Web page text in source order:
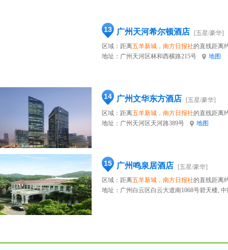
13 广州天河希尔顿酒店
[五星/豪华]
区域：距离五羊新城，南方日报社的直线距离
地址： 广州天河区林和西横路215号 地图
14 广州文华东方酒店
[五星/豪华]
区域：距离五羊新城，南方日报社的直线距离
地址： 广州天河区天河路389号 地图
15 广州鸣泉居酒店
[五星/豪华]
区域：距离五羊新城，南方日报社的直线距离
地址： 广州白云区白云大道南1068号碧天楼,